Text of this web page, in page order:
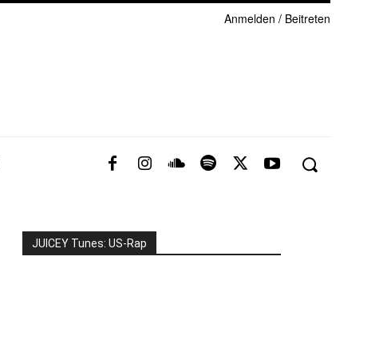
Anmelden / Beitreten
JUICEY Tunes: US-Rap